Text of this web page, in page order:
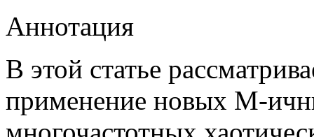
Аннотация
В этой статье
применение новых М-